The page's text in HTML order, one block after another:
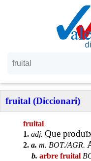
fruital (Diccionari)
fruital
1. adj.Que
2. a.m. BOT./AGR.
b.arbre fruital